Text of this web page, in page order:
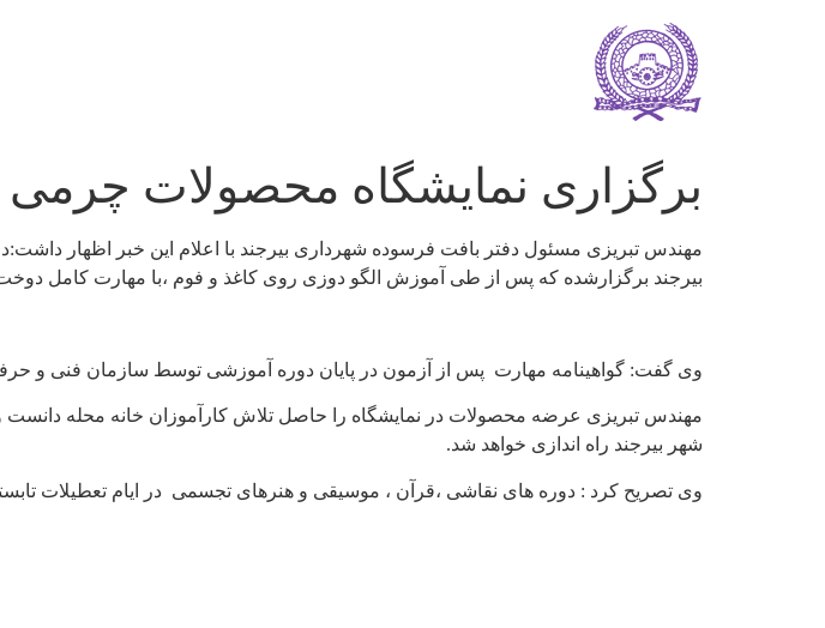
برگزاری نمایشگاه محصولات چرمی
مهندس تبریزی مسئول دفتر بافت فرسوده شهرداری بیرجند با اعلام این خبر اظهار
بیرجند برگزارشده که پس از طی آموزش الگو دوزی روی کاغذ و فوم ،با مهارت کامل دوخت
وی گفت: گواهینامه مهارت پس از آزمون در پایان دوره آموزشی توسط سازمان فنی و
مهندس تبریزی عرضه محصولات در نمایشگاه را حاصل تلاش کارآموزان خانه محله دانست و
شهر بیرجند راه اندازی خواهد شد.
وی تصریح کرد : دوره های نقاشی ،قرآن ، موسیقی و هنرهای تجسمی در ایام تعطیلات